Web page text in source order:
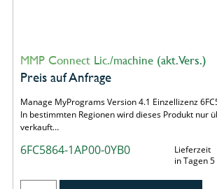
MMP Connect Lic./machine (akt.Vers.)
Preis auf Anfrage
Manage MyPrograms Version 4.1 Einzellizenz
In bestimmten Regionen wird dieses Produkt nur
verkauft…
6FC5864-1AP00-0YB0
Lieferzeit
in Tagen 5